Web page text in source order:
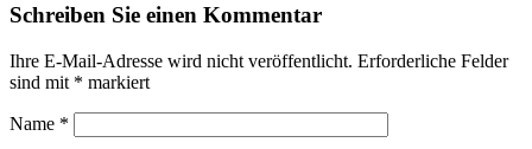
Schreiben Sie einen Kommentar
Ihre E-Mail-Adresse wird nicht veröffentlicht. Erforderliche Felder
sind mit * markiert
Name *